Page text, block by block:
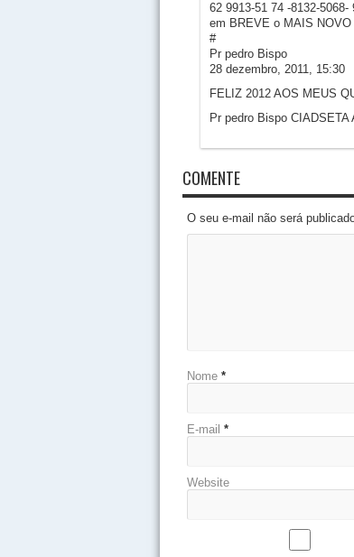
62 9913-51 74 -8132-5068-
em BREVE o MAIS
#
Pr pedro Bispo
28 dezembro, 2011, 15:30
FELIZ 2012 AOS MEUS
Pr pedro Bispo
COMENTE
O seu e-mail não será
Nome *
E-mail *
Website